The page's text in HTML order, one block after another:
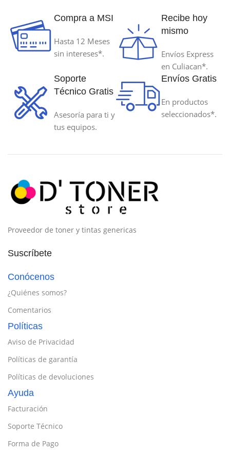
Compra a MSI
Hasta 12 Meses
sin intereses*.
Recibe hoy
mismo
Envíos Express
en Culiacan*.
Soporte
Técnico Gratis
Asesoría para ti y
tus equipos.
Envíos Gratis
En productos
seleccionados*.
Proveedor de toner y tintas genericas
Suscríbete
Conócenos
¿Quiénes somos?
Comentarios
Políticas
Aviso de Privacidad
Políticas de garantía
Políticas de devoluciones
Ayuda
Facturación
Soporte Técnico
Forma de Pago